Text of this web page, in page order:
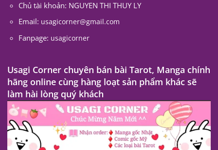
Chủ tài khoản: NGUYEN THI THUY LY
Email: usagicorner@gmail.com
Fanpage: usagicorner
Usagi Corner chuyên bán bài Tarot, Manga chính
hãng online cùng hàng loạt sản phẩm khác sẽ
làm hài lòng quý khách